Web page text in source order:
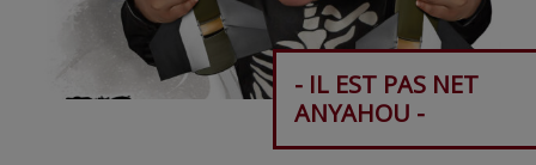
- IL EST PAS NET
ANYAHOU -